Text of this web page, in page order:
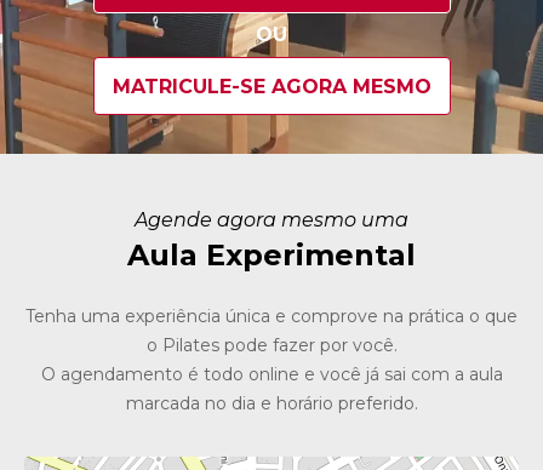
OU
MATRICULE-SE AGORA MESMO
Agende agora mesmo uma
Aula Experimental
Tenha uma experiência única e comprove na prática o que
o Pilates pode fazer por você.
O agendamento é todo online e você já sai com a aula
marcada no dia e horário preferido.